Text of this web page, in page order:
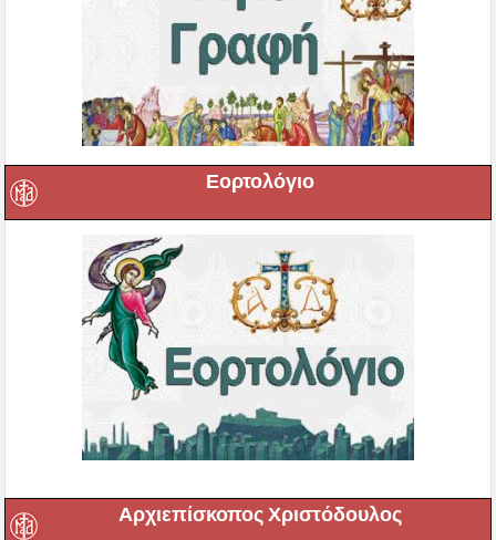
Εορτολόγιο
Αρχιεπίσκοπος Χριστόδουλος